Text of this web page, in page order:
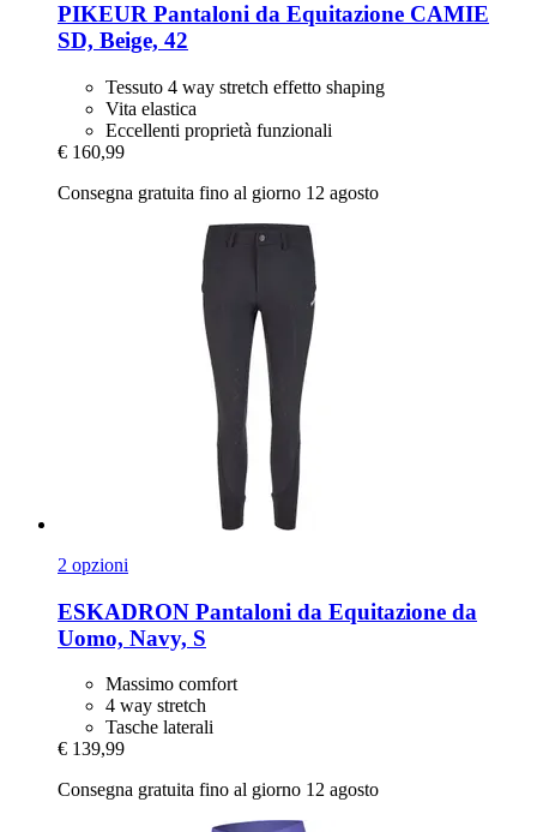
PIKEUR Pantaloni da Equitazione CAMIE
SD, Beige, 42
Tessuto 4 way stretch effetto shaping
Vita elastica
Eccellenti proprietà funzionali
€ 160,99
Consegna gratuita fino al giorno 12 agosto
2 opzioni
ESKADRON Pantaloni da Equitazione da
Uomo, Navy, S
Massimo comfort
4 way stretch
Tasche laterali
€ 139,99
Consegna gratuita fino al giorno 12 agosto